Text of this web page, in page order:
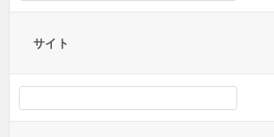
サイト